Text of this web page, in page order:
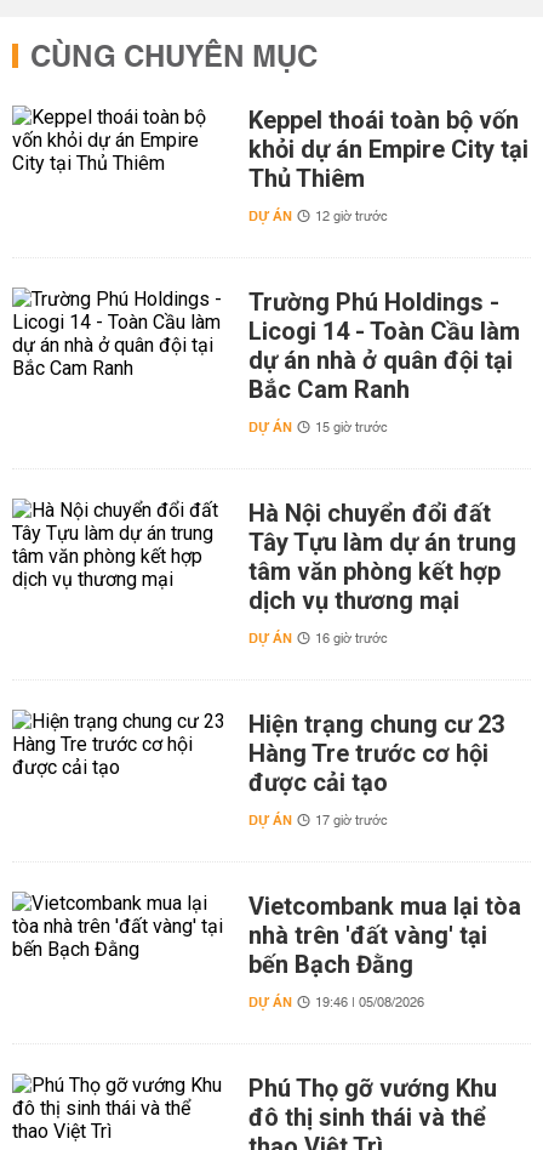
CÙNG CHUYÊN MỤC
Keppel thoái toàn bộ vốn
khỏi dự án Empire City tại
Thủ Thiêm
DỰ ÁN 12 giờ trước
Trường Phú Holdings -
Licogi 14 - Toàn Cầu làm
dự án nhà ở quân đội tại
Bắc Cam Ranh
DỰ ÁN 15 giờ trước
Hà Nội chuyển đổi đất
Tây Tựu làm dự án trung
tâm văn phòng kết hợp
dịch vụ thương mại
DỰ ÁN 16 giờ trước
Hiện trạng chung cư 23
Hàng Tre trước cơ hội
được cải tạo
DỰ ÁN 17 giờ trước
Vietcombank mua lại tòa
nhà trên 'đất vàng' tại
bến Bạch Đằng
DỰ ÁN 19:46 | 05/08/2026
Phú Thọ gỡ vướng Khu
đô thị sinh thái và thể